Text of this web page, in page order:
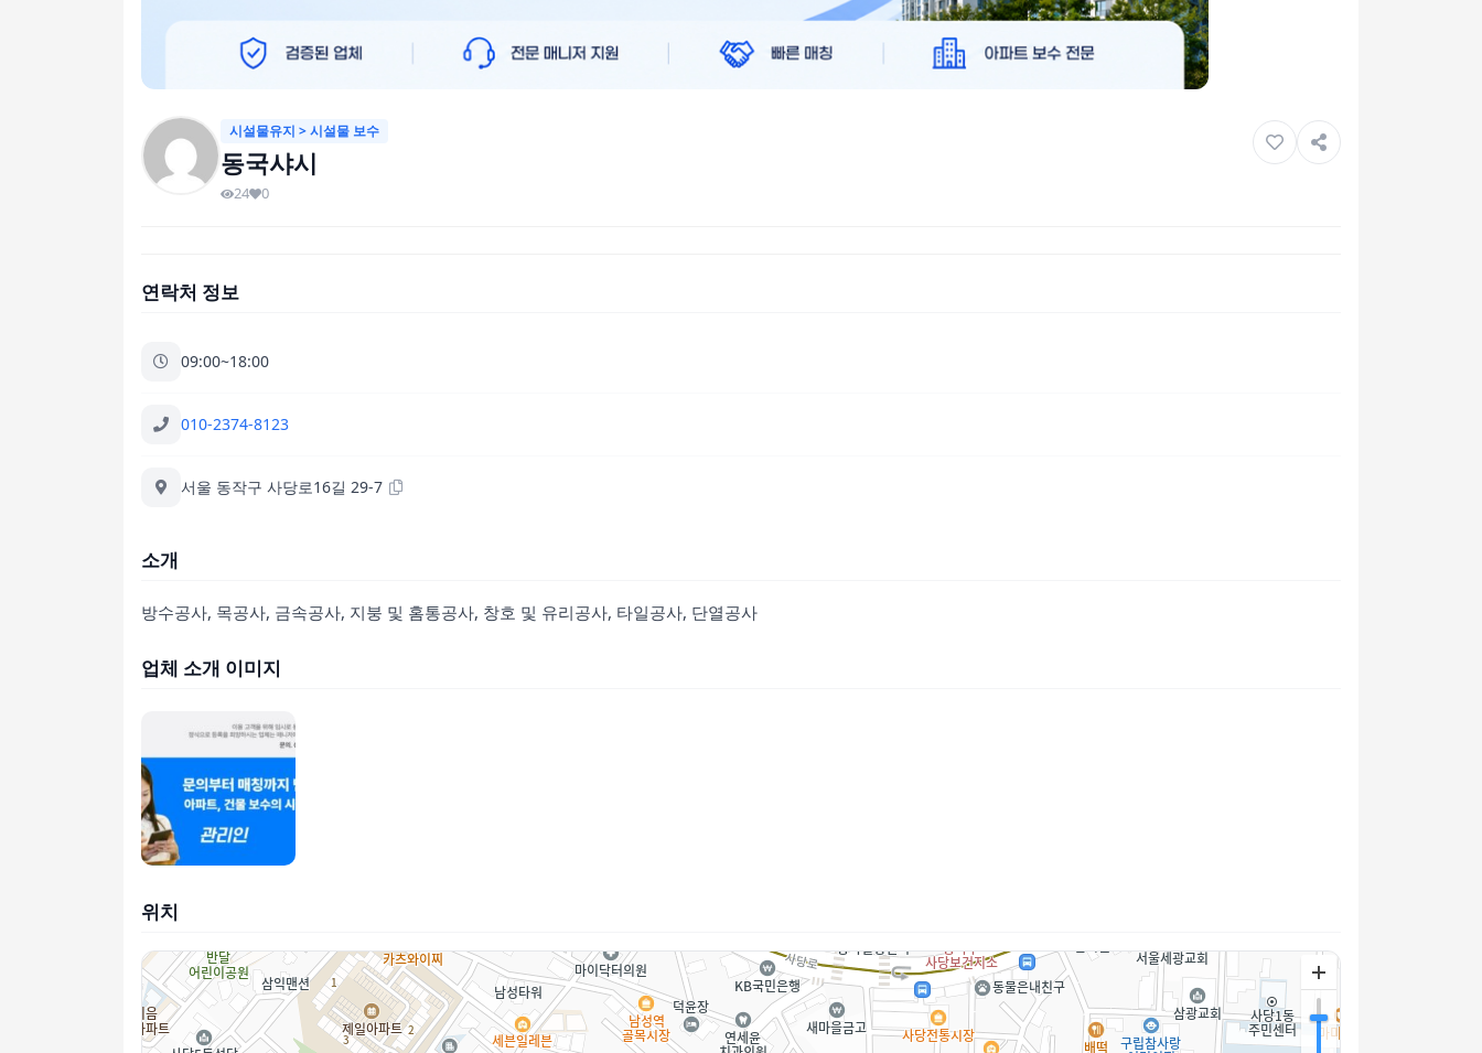
시설물유지 > 시설물 보수
동국샤시
24 0
연락처 정보
09:00~18:00
010-2374-8123
서울 동작구 사당로16길 29-7
소개
방수공사, 목공사, 금속공사, 지붕 및 홈통공사, 창호 및 유리공사, 타일공사, 단열공사
업체 소개 이미지
위치